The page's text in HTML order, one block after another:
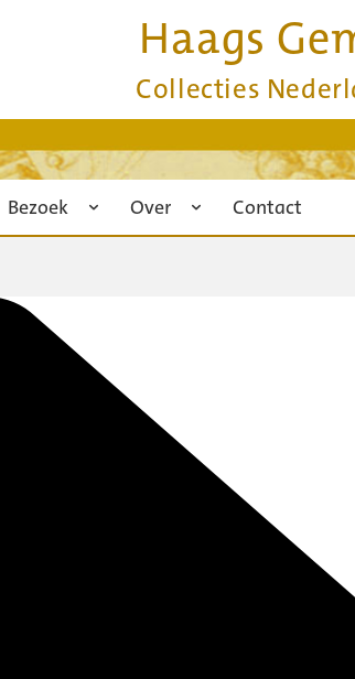
Haags
Collecties
Bezoek Over Contact